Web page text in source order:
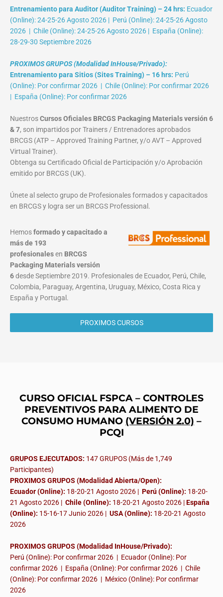
Entrenamiento para Auditor (Auditor Training) – 24 hrs: Ecuador
(Online): 24-25-26 Agosto 2026 | Perú (Online): 24-25-26 Agosto
2026 | Chile (Online): 24-25-26 Agosto 2026 | España (Online):
28-29-30 Septiembre 2026
PROXIMOS GRUPOS (Modalidad InHouse/Privado):
Entrenamiento para Sitios (Sites Training) – 16 hrs: Perú
(Online): Por confirmar 2026 | Chile (Online): Por confirmar 2026
| España (Online): Por confirmar 2026
NuestrosCursos Oficiales BRCGS Packaging Materials versión 6
& 7, son impartidos por Trainers / Entrenadores aprobados
BRCGS (ATP – Approved Training Partner, y/o AVT – Approved
Virtual Trainer).
Obtenga su Certificado Oficial de Participación y/o Aprobación
emitido por BRCGS (UK).
Únete al selecto grupo de Profesionales formados y capacitados
en BRCGS y logra ser un BRCGS Professional.
Hemosformado y capacitado a
más de 193
profesionalesen BRCGS
Packaging Materialsversión
6desde Septiembre 2019. Profesionales de Ecuador, Perú, Chile,
Colombia, Paraguay, Argentina, Uruguay, México, Costa Rica y
España y Portugal.
PROXIMOS CURSOS
CURSO OFICIAL FSPCA – CONTROLES
PREVENTIVOS PARA ALIMENTO DE
CONSUMO HUMANO (VERSIÓN 2.0) –
PCQI
GRUPOS EJECUTADOS: 147 GRUPOS (Más de 1,749
Participantes)
PROXIMOS GRUPOS (Modalidad Abierta/Open):
Ecuador (Online): 18-20-21 Agosto 2026 | Perú (Online): 18-20-
21 Agosto 2026 | Chile (Online): 18-20-21 Agosto 2026 |España
(Online): 15-16-17 Junio 2026 | USA (Online): 18-20-21 Agosto
2026
PROXIMOS GRUPOS (Modalidad InHouse/Privado):
Perú (Online): Por confirmar 2026 | Ecuador (Online): Por
confirmar 2026 | España (Online): Por confirmar 2026 | Chile
(Online): Por confirmar 2026 | México (Online): Por confirmar
2026